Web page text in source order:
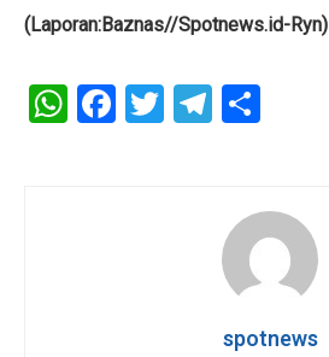
(Laporan:Baznas//Spotnews.id-Ryn)
W
h
F
a
T
wi
T
el
gr
a
m
e
spotnews